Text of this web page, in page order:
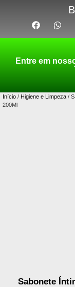
Entre em
Início / Higiene e Limpeza /
200Ml
Sabonete